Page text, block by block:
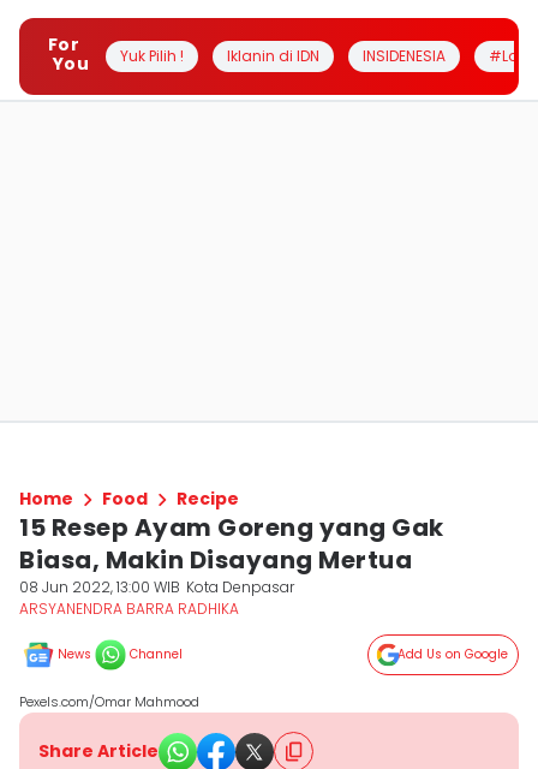
For
You
Yuk Pilih ! Iklanin di IDN INSIDENESIA
Home Food Recipe
15 Resep Ayam Goreng yang Gak
Biasa, Makin Disayang Mertua
08 Jun 2022, 13:00 WIB Kota Denpasar
ARSYANENDRA BARRA RADHIKA
News Channel Add Us on Google
Pexels.com/Omar Mahmood
Share Article